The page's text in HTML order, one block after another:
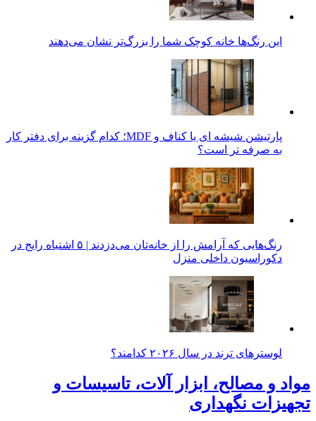
این رنگ‌ها خانه کوچک شما را بزرگ‌تر نشان می‌دهند
پارتیشن شیشه ای یا کناف و MDF؛ کدام گزینه برای دفتر کار
به صرفه تر است؟
رنگ‌هایی که آرامش را از خانه‌تان می‌دزدند | ۵ اشتباه رایج در
دکوراسیون داخلی منزل
لوسترهای ترند در سال ۲۰۲۶ کدامند؟
مواد و مصالح، ابزار آلات، تاسیسات و
تجهیزات نگهداری